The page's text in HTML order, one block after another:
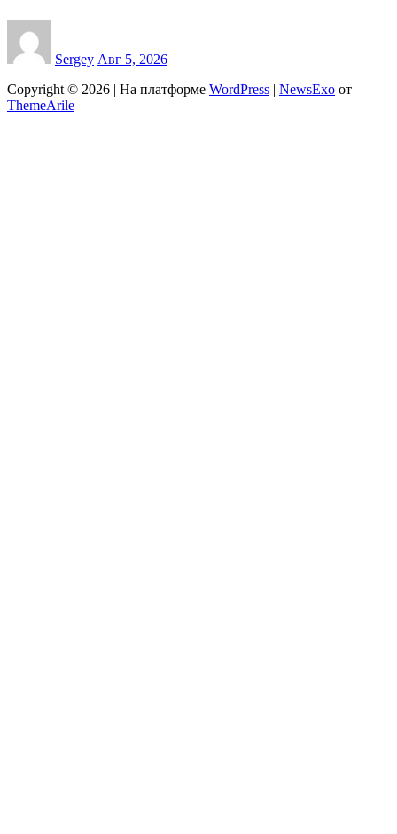
Sergey Авг 5, 2026
Copyright © 2026 | На платформе WordPress | NewsExo от
ThemeArile